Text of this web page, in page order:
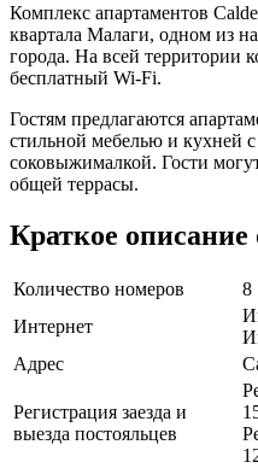
Комплекс апартаментов
квартала Малаги, одном из
города. На всей территории
бесплатный Wi-Fi.
Гостям предлагаются
стильной мебелью и кухней
соковыжималкой. Гости
общей террасы.
Краткое описание
Количество номеров
8
Интернет
Адрес
Регистрация заезда и
выезда постояльцев